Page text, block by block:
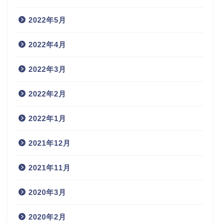
2022年5月
2022年4月
2022年3月
2022年2月
2022年1月
2021年12月
2021年11月
2020年3月
2020年2月